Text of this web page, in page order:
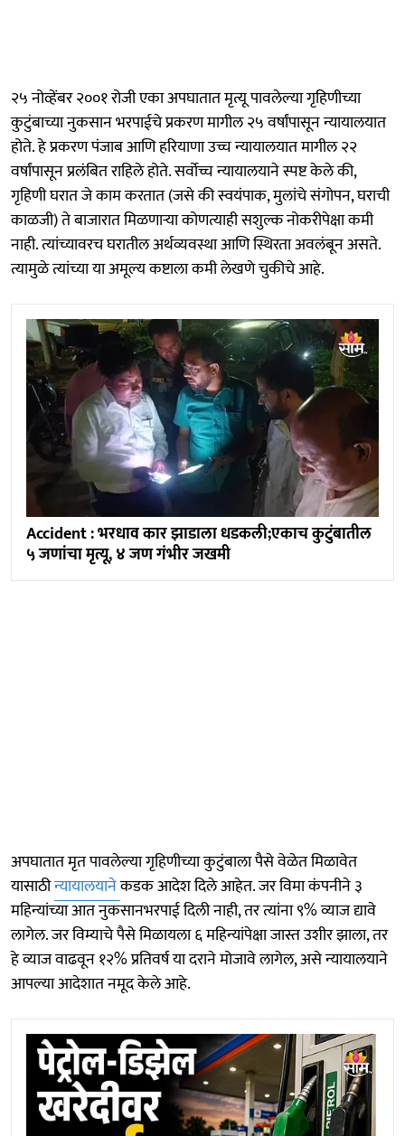
२५ नोव्हेंबर २००१ रोजी एका अपघातात मृत्यू पावलेल्या गृहिणीच्या
कुटुंबाच्या नुकसान भरपाईचे प्रकरण मागील २५ वर्षांपासून न्यायालयात
होते. हे प्रकरण पंजाब आणि हरियाणा उच्च न्यायालयात मागील २२
वर्षांपासून प्रलंबित राहिले होते. सर्वोच्च न्यायालयाने स्पष्ट केले की,
गृहिणी घरात जे काम करतात (जसे की स्वयंपाक, मुलांचे संगोपन, घराची
काळजी) ते बाजारात मिळणाऱ्या कोणत्याही सशुल्क नोकरीपेक्षा कमी
नाही. त्यांच्यावरच घरातील अर्थव्यवस्था आणि स्थिरता अवलंबून असते.
त्यामुळे त्यांच्या या अमूल्य कष्टाला कमी लेखणे चुकीचे आहे.
Accident : भरधाव कार झाडाला धडकली;एकाच कुटुंबातील
५ जणांचा मृत्यू, ४ जण गंभीर जखमी
अपघातात मृत पावलेल्या गृहिणीच्या कुटुंबाला पैसे वेळेत मिळावेत
यासाठीन्यायालयानेकडक आदेश दिले आहेत. जर विमा कंपनीने ३
महिन्यांच्या आत नुकसानभरपाई दिली नाही, तर त्यांना ९% व्याज द्यावे
लागेल. जर विम्याचे पैसे मिळायला ६ महिन्यांपेक्षा जास्त उशीर झाला, तर
हे व्याज वाढवून १२% प्रतिवर्ष या दराने मोजावे लागेल, असे न्यायालयाने
आपल्या आदेशात नमूद केले आहे.